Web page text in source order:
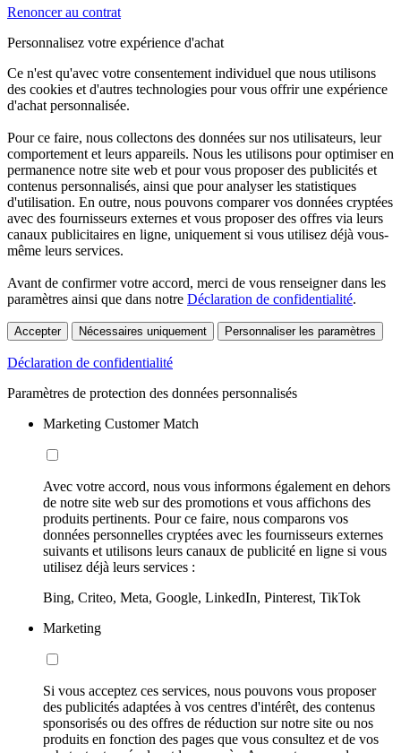
Renoncer au contrat
Personnalisez votre expérience d'achat
Ce n'est qu'avec votre consentement individuel que nous utilisons
des cookies et d'autres technologies pour vous offrir une expérience
d'achat personnalisée.
Pour ce faire, nous collectons des données sur nos utilisateurs, leur
comportement et leurs appareils. Nous les utilisons pour optimiser en
permanence notre site web et pour vous proposer des publicités et
contenus personnalisés, ainsi que pour analyser les statistiques
d'utilisation. En outre, nous pouvons comparer vos données cryptées
avec des fournisseurs externes et vous proposer des offres via leurs
canaux publicitaires en ligne, uniquement si vous utilisez déjà vous-
même leurs services.
Avant de confirmer votre accord, merci de vous renseigner dans les
paramètres ainsi que dans notre Déclaration de confidentialité.
Accepter Nécessaires uniquement Personnaliser les paramètres
Déclaration de confidentialité
Paramètres de protection des données personnalisés
Marketing Customer Match
Avec votre accord, nous vous informons également en dehors
de notre site web sur des promotions et vous affichons des
produits pertinents. Pour ce faire, nous comparons vos
données personnelles cryptées avec les fournisseurs externes
suivants et utilisons leurs canaux de publicité en ligne si vous
utilisez déjà leurs services :
Bing, Criteo, Meta, Google, LinkedIn, Pinterest, TikTok
Marketing
Si vous acceptez ces services, nous pouvons vous proposer
des publicités adaptées à vos centres d'intérêt, des contenus
sponsorisés ou des offres de réduction sur notre site ou nos
produits en fonction des pages que vous consultez et de vos